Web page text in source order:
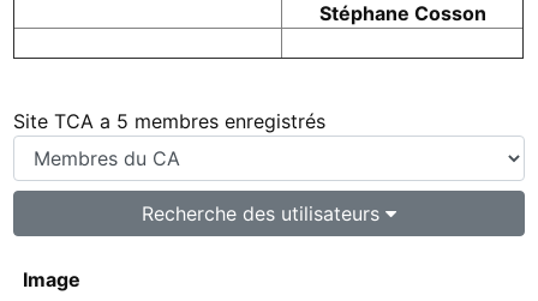
Stéphane Cosson
Site TCA a 5 membres enregistrés
Recherche des utilisateurs
Image